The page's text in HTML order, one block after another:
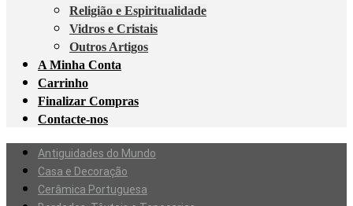
Religião e Espiritualidade
Vidros e Cristais
Outros Artigos
A Minha Conta
Carrinho
Finalizar Compras
Contacte-nos
Antiguidades do Mundo
Casa e Decoração
Cerâmica Portuguesa